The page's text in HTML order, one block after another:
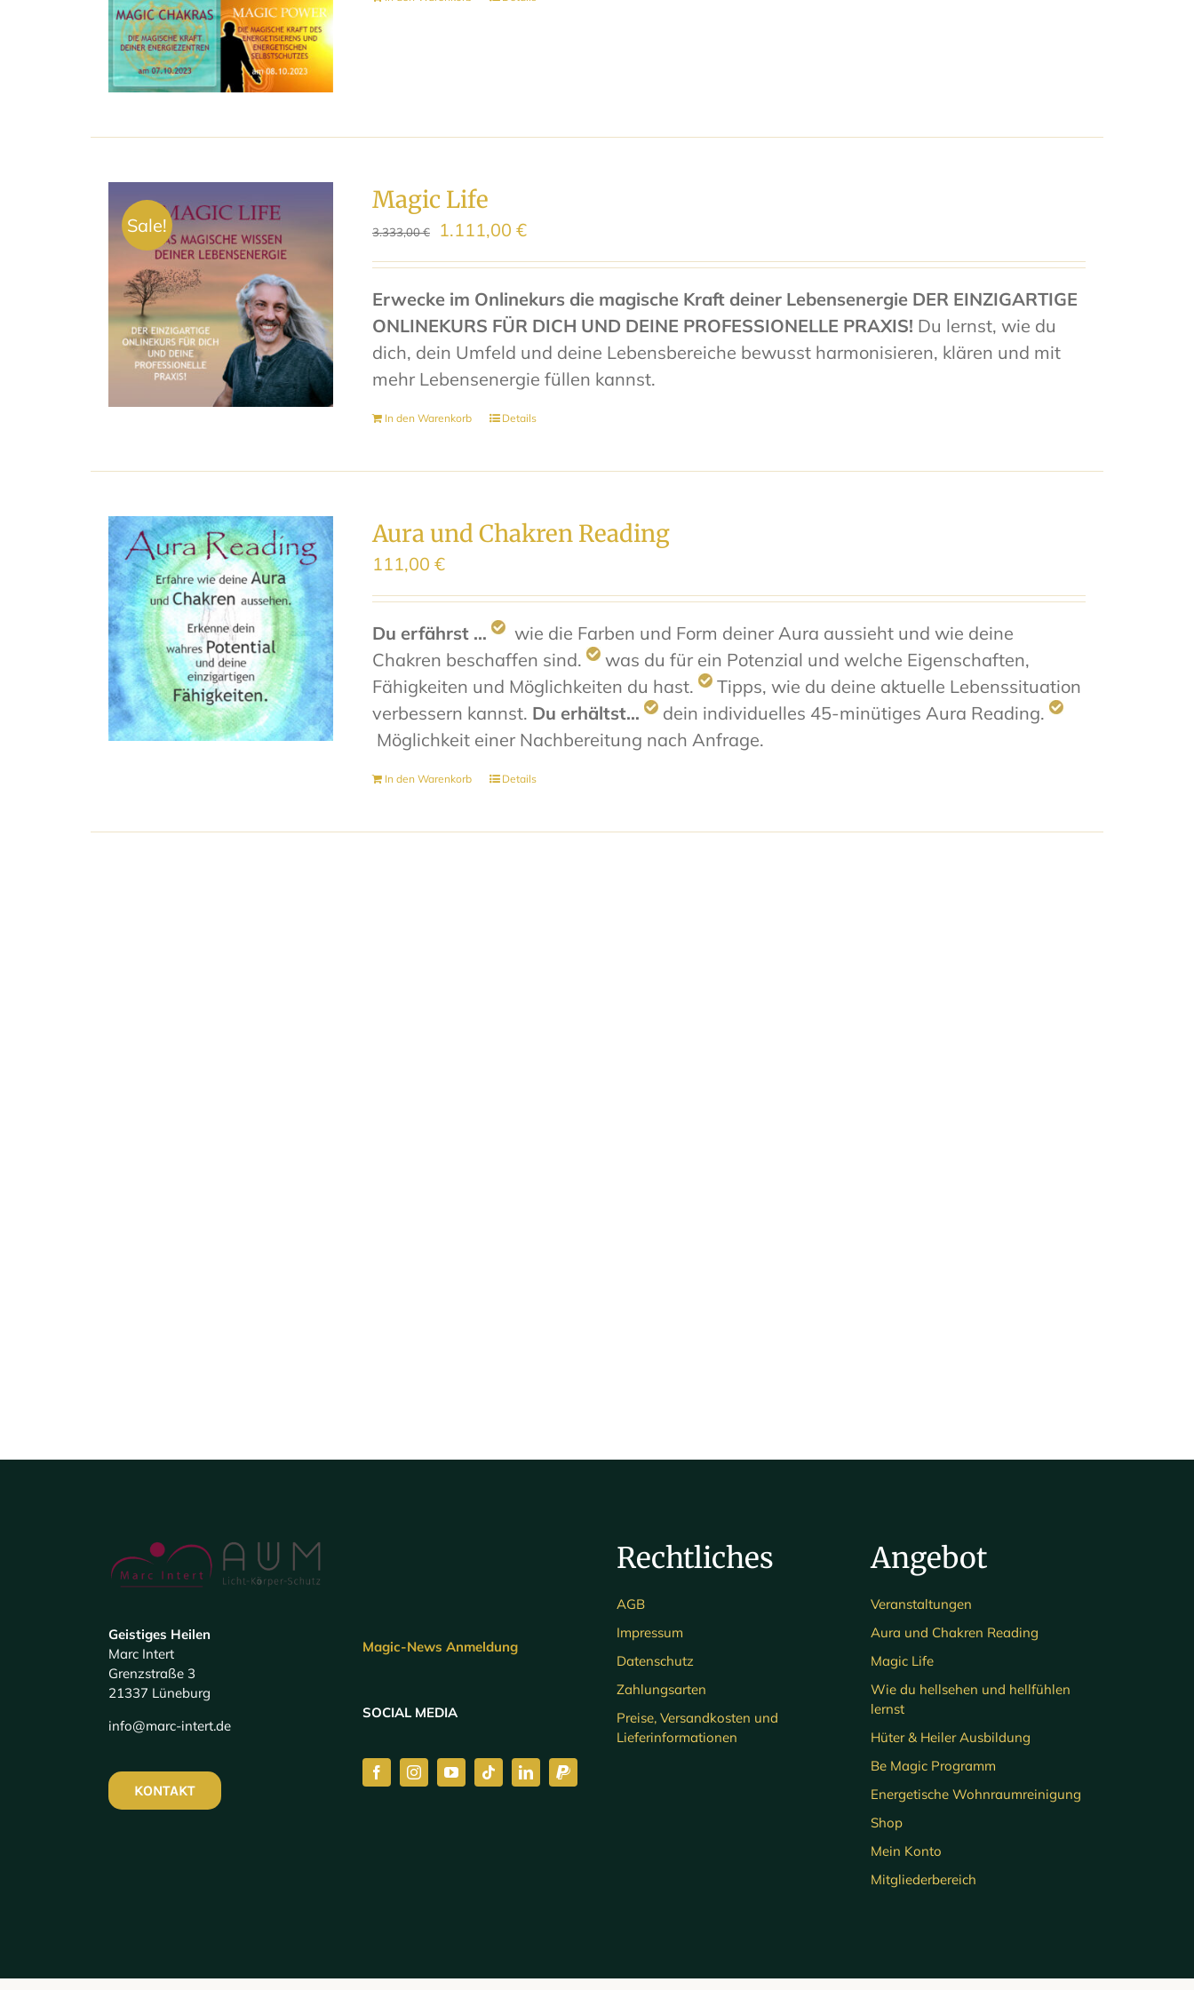
Sale!
Magic Life
3.333,00€
Ursprünglicher
Preis
3.333,00 €
1.111,00 €Aktueller
Preis
1.111,00 €.
Erwecke im Onlinekurs die magische Kraft deiner Lebensenergie DER EINZIGARTIGE
ONLINEKURS FÜR DICH UND DEINE PROFESSIONELLE PRAXIS! Du lernst, wie du
dich, dein Umfeld und deine Lebensbereiche bewusst harmonisieren, klären und mit
mehr Lebensenergie füllen kannst.
In den Warenkorb Details
Aura und Chakren Reading
111,00 €
Du erfährst …
wie die Farben und Form deiner Aura aussieht und wie deine
Chakren beschaffen sind.
was du für ein Potenzial und welche Eigenschaften,
Fähigkeiten und Möglichkeiten du hast.
Tipps, wie du deine aktuelle Lebenssituation
verbessern kannst. Du erhältst…
dein individuelles 45-minütiges Aura Reading.
Möglichkeit einer Nachbereitung nach Anfrage.
In den Warenkorb Details
Geistiges Heilen
Marc Intert
Grenzstraße 3
21337 Lüneburg
info@marc-intert.de
KONTAKT
Magic-News Anmeldung
SOCIAL MEDIA
Rechtliches
AGB
Impressum
Datenschutz
Zahlungsarten
Preise, Versandkosten und
Lieferinformationen
Angebot
Veranstaltungen
Aura und Chakren Reading
Magic Life
Wie du hellsehen und hellfühlen
lernst
Hüter & Heiler Ausbildung
Be Magic Programm
Energetische Wohnraumreinigung
Shop
Mein Konto
Mitgliederbereich